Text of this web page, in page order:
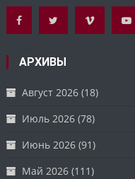
АРХИВЫ
Август 2026 (18)
Июль 2026 (78)
Июнь 2026 (91)
Май 2026 (111)